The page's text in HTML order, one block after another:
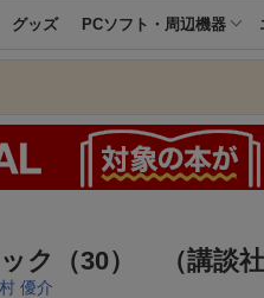
グッズ PCソフト・周辺機器
ク（30） （講談社
優介